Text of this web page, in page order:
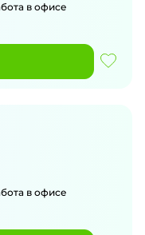
в офисе
в офисе